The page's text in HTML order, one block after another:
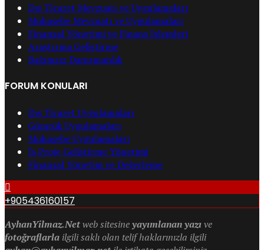
Dış Ticaret Mevzuatı ve Uygulamaları
Muhasebe Mevzuatı ve Uygulamaları
Finansal Yönetimi ve Finans İşlemleri
Araştırma Geliştirme
Bağımsız Danışmanlık
FORUM KONULARI
Dış Ticaret Uygulamaları
Gümrük Uygulamaları
Muhasebe Uygulamaları
İş Proje Geliştirme Yönetimi
Finansal Yönetim ve Değerleme
+905436160157
AyhanYilmaz.Netweb sitesineyayımlanan yazıve
fotoğraflarla ilgili saklı olan telif haklarınızla ilgili